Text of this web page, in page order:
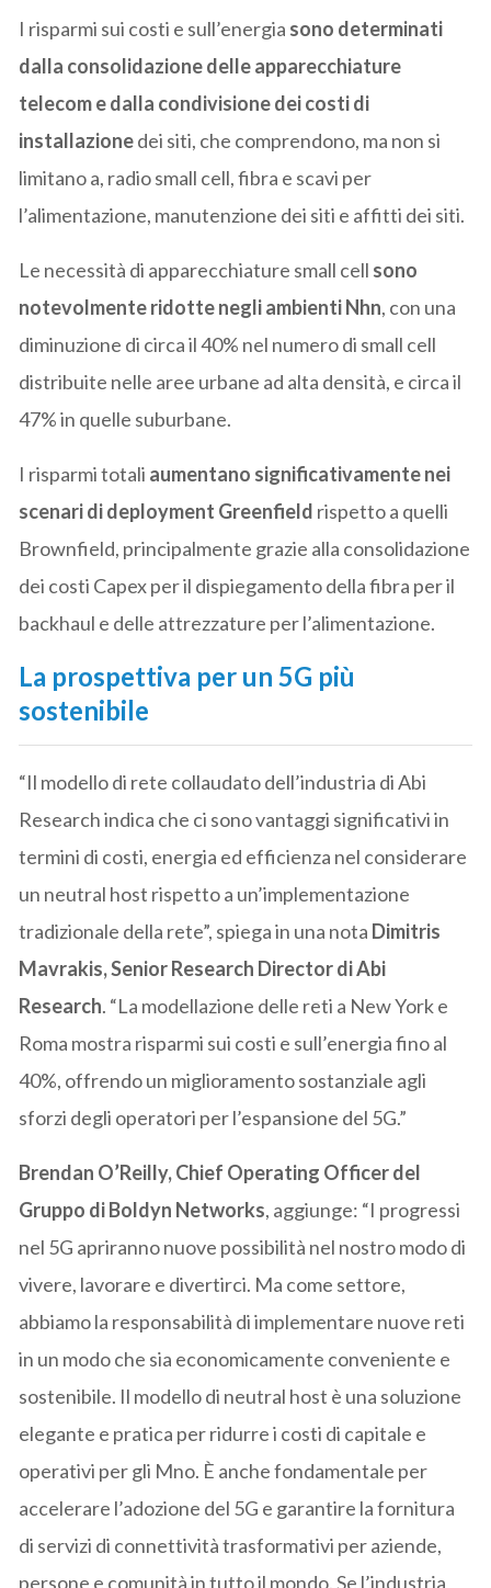
I risparmi sui costi e sull’energia sono determinati
dalla consolidazione delle apparecchiature
telecom e dalla condivisione dei costi di
installazionedei siti, che comprendono, ma non si
limitano a, radio small cell, fibra e scavi per
l’alimentazione, manutenzione dei siti e affitti dei siti.
Le necessità di apparecchiature small cell sono
notevolmente ridotte negli ambienti Nhn, con una
diminuzione di circa il 40% nel numero di small cell
distribuite nelle aree urbane ad alta densità, e circa il
47% in quelle suburbane.
I risparmi totali aumentano significativamente nei
scenari di deployment Greenfield rispetto a quelli
Brownfield, principalmente grazie alla consolidazione
dei costi Capex per il dispiegamento della fibra per il
backhaul e delle attrezzature per l’alimentazione.
La prospettiva per un 5G più
sostenibile
“Il modello di rete collaudato dell’industria di Abi
Research indica che ci sono vantaggi significativi in
termini di costi, energia ed efficienza nel considerare
un neutral host rispetto a un’implementazione
tradizionale della rete”, spiega in una nota Dimitris
Mavrakis, Senior Research Director di Abi
Research. “La modellazione delle reti a New York e
Roma mostra risparmi sui costi e sull’energia fino al
40%, offrendo un miglioramento sostanziale agli
sforzi degli operatori per l’espansione del 5G.”
Brendan O’Reilly, Chief Operating Officer del
Gruppo di Boldyn Networks, aggiunge: “I progressi
nel 5G apriranno nuove possibilità nel nostro modo di
vivere, lavorare e divertirci. Ma come settore,
abbiamo la responsabilità di implementare nuove reti
in un modo che sia economicamente conveniente e
sostenibile. Il modello di neutral host è una soluzione
elegante e pratica per ridurre i costi di capitale e
operativi per gli Mno. È anche fondamentale per
accelerare l’adozione del 5G e garantire la fornitura
di servizi di connettività trasformativi per aziende,
persone e comunità in tutto il mondo. Se l’industria